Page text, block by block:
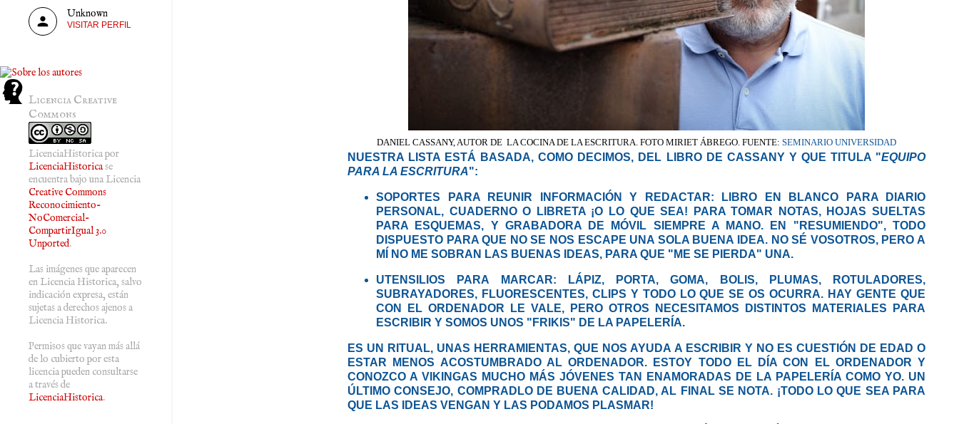
DANIEL CASSANY, AUTOR DE LA COCINA DE LA ESCRITURA. FOTO MIRIET ÁBREGO. FUENTE: SEMINARIO UNIVERSIDAD
NUESTRA LISTA ESTÁ BASADA, COMO DECIMOS, DEL LIBRO DE CASSANY Y QUE TITULA "EQUIPO
PARA LA ESCRITURA":
SOPORTES PARA REUNIR INFORMACIÓN Y REDACTAR: LIBRO EN BLANCO PARA DIARIO
PERSONAL, CUADERNO O LIBRETA ¡O LO QUE SEA! PARA TOMAR NOTAS, HOJAS SUELTAS
PARA ESQUEMAS, Y GRABADORA DE MÓVIL SIEMPRE A MANO. EN "RESUMIENDO", TODO
DISPUESTO PARA QUE NO SE NOS ESCAPE UNA SOLA BUENA IDEA. NO SÉ VOSOTROS, PERO A
MÍ NO ME SOBRAN LAS BUENAS IDEAS, PARA QUE "ME SE PIERDA" UNA.
UTENSILIOS PARA MARCAR: LÁPIZ, PORTA, GOMA, BOLIS, PLUMAS, ROTULADORES,
SUBRAYADORES, FLUORESCENTES, CLIPS Y TODO LO QUE SE OS OCURRA. HAY GENTE QUE
CON EL ORDENADOR LE VALE, PERO OTROS NECESITAMOS DISTINTOS MATERIALES PARA
ESCRIBIR Y SOMOS UNOS "FRIKIS" DE LA PAPELERÍA.
ES UN RITUAL, UNAS HERRAMIENTAS, QUE NOS AYUDA A ESCRIBIR Y NO ES CUESTIÓN DE EDAD O
ESTAR MENOS ACOSTUMBRADO AL ORDENADOR. ESTOY TODO EL DÍA CON EL ORDENADOR Y
CONOZCO A VIKINGAS MUCHO MÁS JÓVENES TAN ENAMORADAS DE LA PAPELERÍA COMO YO. UN
ÚLTIMO CONSEJO, COMPRADLO DE BUENA CALIDAD, AL FINAL SE NOTA. ¡TODO LO QUE SEA PARA
QUE LAS IDEAS VENGAN Y LAS PODAMOS PLASMAR!
Unknown
VISITAR PERFIL
Licencia Creative
Commons
LicenciaHistoricapor
LicenciaHistoricase
encuentra bajo una Licencia
Creative Commons
Reconocimiento-
NoComercial-
CompartirIgual 3.0
Unported.
Las imágenes que aparecen
en Licencia Historica, salvo
indicación expresa, están
sujetas a derechos ajenos a
Licencia Historica.
Permisos que vayan más allá
de lo cubierto por esta
licencia pueden consultarse
a través de
LicenciaHistorica.